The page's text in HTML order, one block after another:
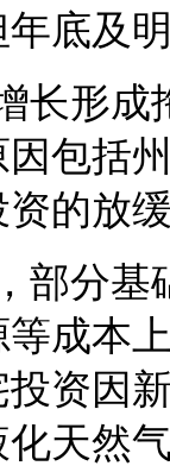
底及
长形成
包括
的放
部分
成本
资因
天然